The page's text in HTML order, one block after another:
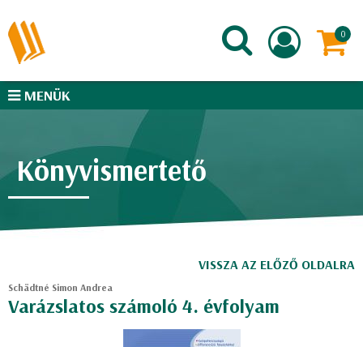
MENÜK
Könyvismertető
VISSZA AZ ELŐZŐ OLDALRA
Schädtné Simon Andrea
Varázslatos számoló 4. évfolyam